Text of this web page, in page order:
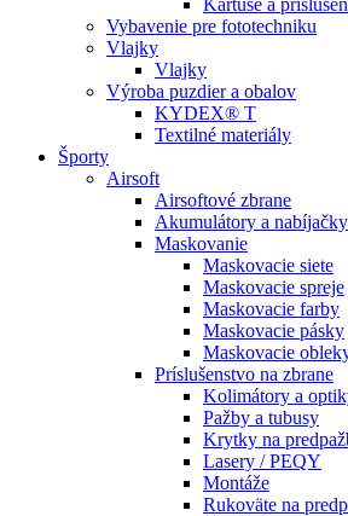
Vybavenie pre fototechniku
Vlajky
Vlajky
Výroba puzdier a obalov
KYDEX® T
Textilné materiály
Športy
Airsoft
Airsoftové zbrane
Akumulátory a nabíjačky
Maskovanie
Maskovacie siete
Maskovacie spreje
Maskovacie farby
Maskovacie pásky
Maskovacie
Príslušenstvo na zbrane
Kolimátory a
Pažby a tubusy
Krytky na
Lasery / PEQY
Montáže
Rukoväte na